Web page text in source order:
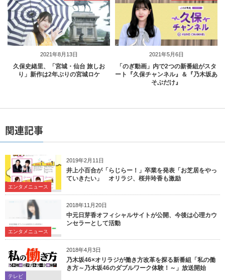
2021年8月13日
久保史緒里、「宮城・仙台 旅しお
り」新作は2年ぶりの宮城ロケ
2021年5月6日
「のぎ動画」内で2つの新番組がスタ
ート『久保チャンネル』＆『乃木坂あ
そぶだけ』
関連記事
2019年2月11日
エンタメニュース
井上小百合が「らじらー！」卒業を発表「お芝居をやっ
ていきたい」 オリラジ、桜井玲香も激励
2018年11月20日
エンタメニュース
中元日芽香オフィシャルサイトが公開、今後は心理カウ
ンセラーとして活動
2018年4月3日
テレビ
乃木坂46×オリラジが働き方改革を探る新番組「私の働
き方～乃木坂46のダブルワーク体験！～」放送開始